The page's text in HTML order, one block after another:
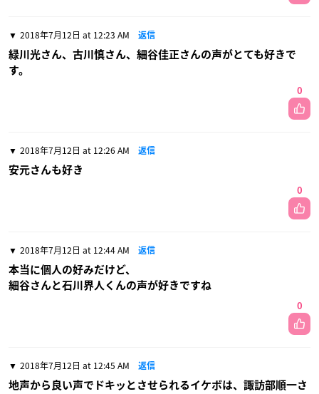
2018年7月12日 at 12:23 AM 返信
緑川光さん、古川慎さん、細谷佳正さんの声がとても好きで
す。
0
2018年7月12日 at 12:26 AM 返信
安元さんも好き
0
2018年7月12日 at 12:44 AM 返信
本当に個人の好みだけど、
細谷さんと石川界人くんの声が好きですね
0
2018年7月12日 at 12:45 AM 返信
地声から良い声でドキッとさせられるイケボは、諏訪部順一さ